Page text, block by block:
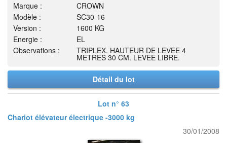
Marque :
CROWN
Modèle :
SC30-16
Version :
1600 KG
Energie :
EL
Observations :
TRIPLEX. HAUTEUR DE LEVEE 4
METRES 30 CM. LEVEE LIBRE.
Détail du lot
Lot n° 63
Chariot élévateur électrique -3000 kg
30/01/2008